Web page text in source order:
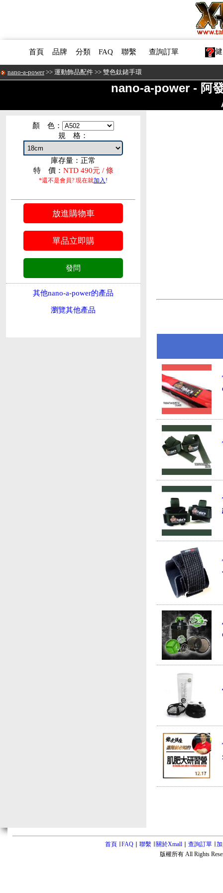
首頁 品牌 分類 FAQ 聯繫 查詢訂單
nano-a-power>> 運動飾品配件 >> 雙色鈦鍺手環
nano-a-power - 阿
顏 色：
規 格：
庫存量：正常
特 價： NTD 490元 / 條
*還不是會員? 現在就加入 !
其他nano-a-power的產品
瀏覽其他產品
首頁∣ FAQ∣ 聯繫∣ 關於Xmall∣ 查詢訂單∣
版權所有 All Rights